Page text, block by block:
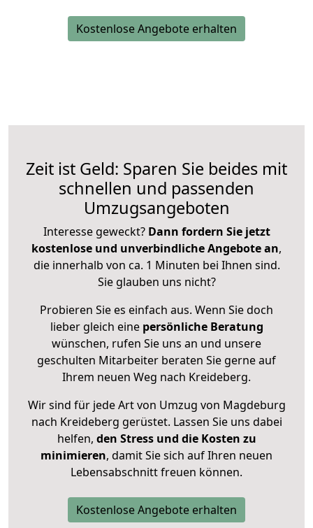
Kostenlose Angebote erhalten
Zeit ist Geld: Sparen Sie beides mit
schnellen und passenden
Umzugsangeboten
Interesse geweckt? Dann fordern Sie jetzt
kostenlose und unverbindliche Angebote an,
die innerhalb von ca. 1 Minuten bei Ihnen sind.
Sie glauben uns nicht?
Probieren Sie es einfach aus. Wenn Sie doch
lieber gleich eine persönliche Beratung
wünschen, rufen Sie uns an und unsere
geschulten Mitarbeiter beraten Sie gerne auf
Ihrem neuen Weg nach Kreideberg.
Wir sind für jede Art von Umzug von Magdeburg
nach Kreideberg gerüstet. Lassen Sie uns dabei
helfen, den Stress und die Kosten zu
minimieren, damit Sie sich auf Ihren neuen
Lebensabschnitt freuen können.
Kostenlose Angebote erhalten